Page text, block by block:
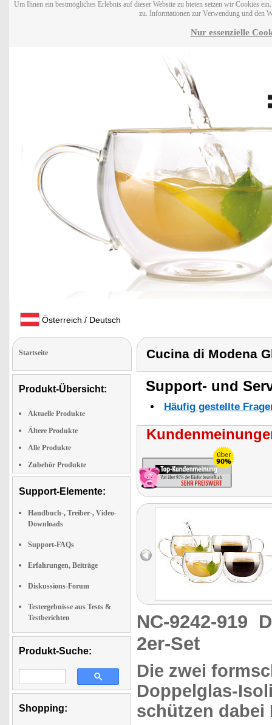
Um Ihnen ein bestmögliches Erlebnis auf dieser Website zu bieten setzen wir Cookies
zu. Informationen zur Verwendung und den
Nur essenzielle
Österreich / Deutsch
Startseite
Produkt-Übersicht:
Aktuelle Produkte
Ältere Produkte
Alle Produkte
Zubehör Produkte
Support-Elemente:
Handbuch-, Treiber-, Video-
Downloads
Support-FAQs
Erfahrungen, Beiträge
Diskussions-Forum
Testergebnisse aus Tests &
Testberichten
Produkt-Suche:
Shopping:
Cucina di Modena
Support- und
Häufig gestellte
NC-9242-919
2er-Set
Die zwei
Doppelglas-
schützen dabei